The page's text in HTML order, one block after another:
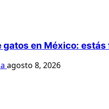
gatos en México:
agosto 8, 2026